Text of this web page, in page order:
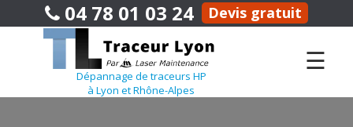
04 78 01 03 24 Devis gratuit
Dépannage de traceurs HP
à Lyon et Rhône-Alpes
☰